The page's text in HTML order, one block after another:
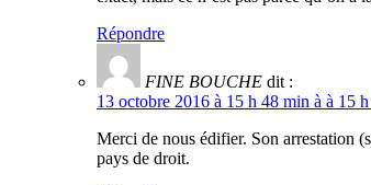
Répondre
FINE BOUCHE dit :
13 octobre 2016 à 15 h 48 min à à 15
Merci de nous édifier. Son arrestation
pays de droit.